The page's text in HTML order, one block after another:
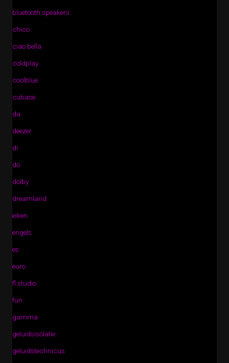
bluetooth speakers
chico
ciao bella
coldplay
coolblue
cubase
da
deezer
di
do
dolby
dreamland
eiken
engels
es
euro
fl studio
fun
gamma
geluidsisolatie
geluidstechnicus